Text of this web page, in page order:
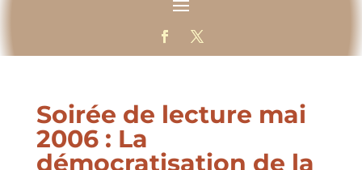
Soirée de lecture mai
2006 : La
démocratisation de la